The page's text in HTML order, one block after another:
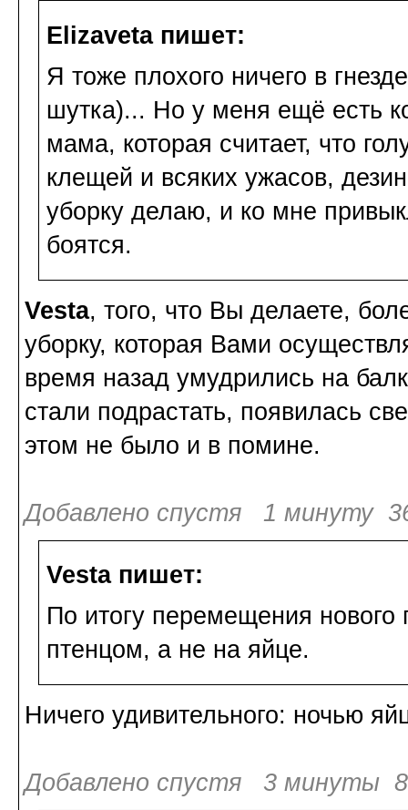
Elizaveta пишет:
Я тоже плохого ничего в
шутка)... Но у меня ещё есть
мама, которая считает, что
клещей и всяких ужасов,
уборку делаю, и ко мне
боятся.
Vesta, того, что Вы делаете,
уборку, которая Вами
время назад умудрились на
стали подрастать, появилась
этом не было и в помине.
Добавлено спустя 1 минуту
Vesta пишет:
По итогу перемещения нового
птенцом, а не на яйце.
Ничего удивительного: ночью
Добавлено спустя 3 минуты 8